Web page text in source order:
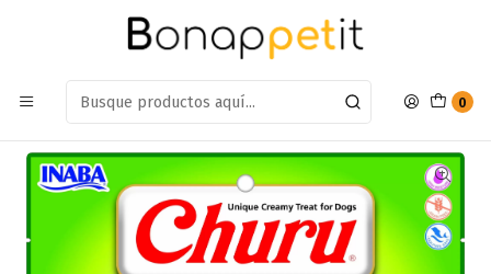
0
Estamos en: Antumalal 612, Quilicura Míranos en Maps
Churu Perro Sabor Pollo con Tuna 8P